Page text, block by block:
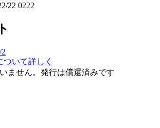
22 0222
2
ついて詳しく
ません。発行は償還済みです